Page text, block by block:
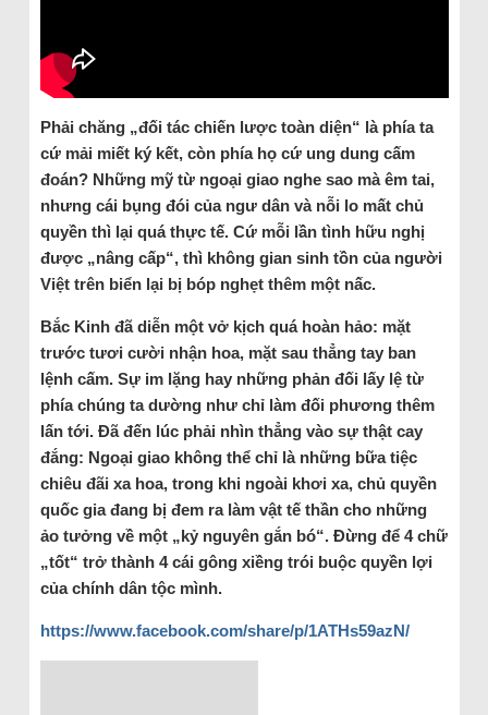
Phải chăng „đối tác chiến lược toàn diện“ là phía ta
cứ mải miết ký kết, còn phía họ cứ ung dung cấm
đoán? Những mỹ từ ngoại giao nghe sao mà êm tai,
nhưng cái bụng đói của ngư dân và nỗi lo mất chủ
quyền thì lại quá thực tế. Cứ mỗi lần tình hữu nghị
được „nâng cấp“, thì không gian sinh tồn của người
Việt trên biển lại bị bóp nghẹt thêm một nấc.
Bắc Kinh đã diễn một vở kịch quá hoàn hảo: mặt
trước tươi cười nhận hoa, mặt sau thẳng tay ban
lệnh cấm. Sự im lặng hay những phản đối lấy lệ từ
phía chúng ta dường như chỉ làm đối phương thêm
lấn tới. Đã đến lúc phải nhìn thẳng vào sự thật cay
đắng: Ngoại giao không thể chỉ là những bữa tiệc
chiêu đãi xa hoa, trong khi ngoài khơi xa, chủ quyền
quốc gia đang bị đem ra làm vật tế thần cho những
ảo tưởng về một „kỷ nguyên gắn bó“. Đừng để 4 chữ
„tốt“ trở thành 4 cái gông xiềng trói buộc quyền lợi
của chính dân tộc mình.
https://www.facebook.com/share/p/1ATHs59azN/